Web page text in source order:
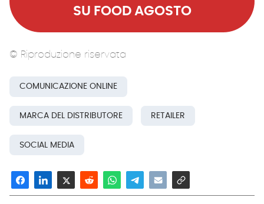
SU FOOD AGOSTO
© Riproduzione riservata
COMUNICAZIONE ONLINE
MARCA DEL DISTRIBUTORE RETAILER
SOCIAL MEDIA